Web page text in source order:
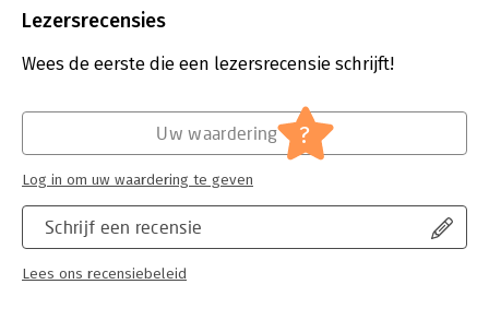
Bestandsformaat:
Uitgever:
Wolters Kluwer Nederland B.V.
Hoofdrubriek:
Jongbloed:
Serie:
Uitgave vanwege het Instituut voor
Lezersrecensies
Wees de eerste die een lezersrecensie schrijft!
Schrijf een recensie
Lees ons recensiebeleid
Uw waardering ?
Log in om uw waardering te geven